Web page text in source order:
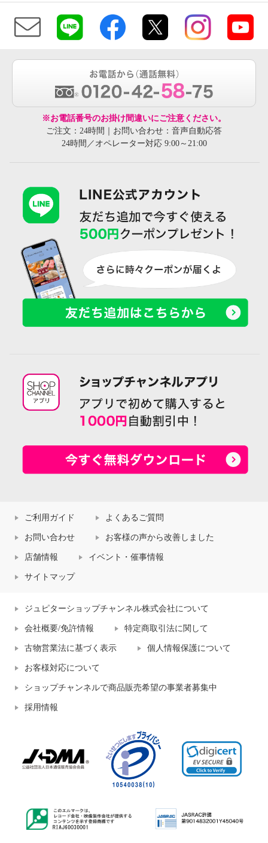
※お電話番号のお掛け間違いにご注意ください。
ご注文：24時間｜お問い合わせ：音声自動応答
24時間／オペレーター対応 9:00～21:00
ご利用ガイド よくあるご質問
お問い合わせ お客様の声から改善しました
店舗情報 イベント・催事情報
サイトマップ
ジュピターショップチャンネル株式会社について
会社概要/免許情報 特定商取引法に関して
古物営業法に基づく表示 個人情報保護について
お客様対応について
ショップチャンネルで商品販売希望の事業者募集中
採用情報